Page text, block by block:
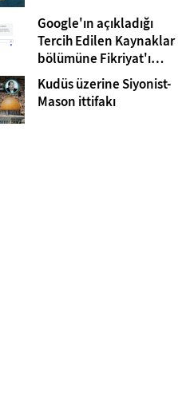
Google'ın açıkladığı
Tercih Edilen Kaynaklar
bölümüne Fikriyat'ı
eklemeyi unutmayın!
Kudüs üzerine Siyonist-
Mason ittifakı